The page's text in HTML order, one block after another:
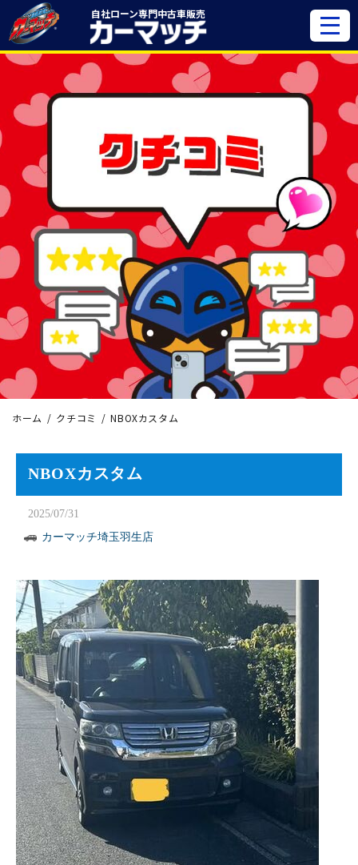
自社ローン専門中古車販売
ホーム クチコミ NBOXカスタム
NBOXカスタム
2025/07/31
カーマッチ埼玉羽生店